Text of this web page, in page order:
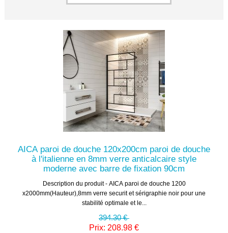
AICA paroi de douche 120x200cm paroi de douche
à l'italienne en 8mm verre anticalcaire style
moderne avec barre de fixation 90cm
Description du produit - AICA paroi de douche 1200
x2000mm(Hauteur),8mm verre securit et sérigraphie noir pour une
stabilité optimale et le...
394.30 €
Prix: 208.98 €